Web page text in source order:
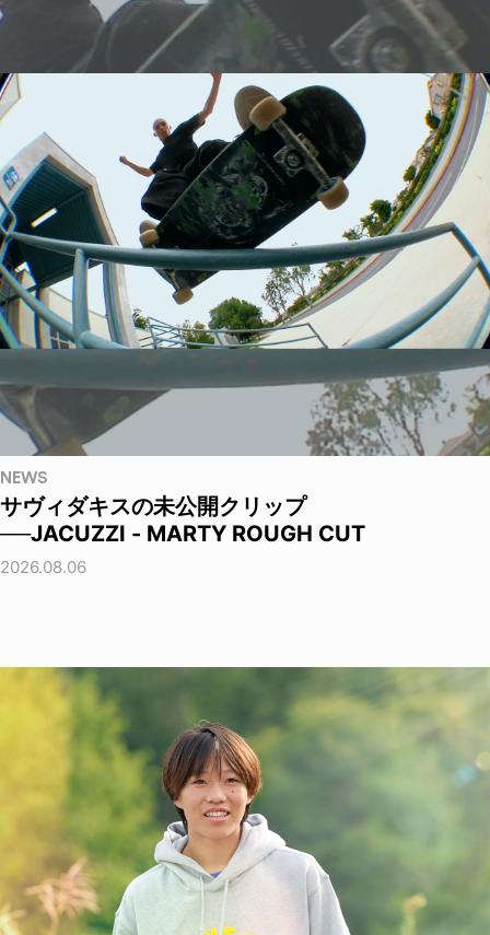
NEWS
サヴィダキスの未公開クリップ
──JACUZZI - MARTY ROUGH CUT
2026.08.06